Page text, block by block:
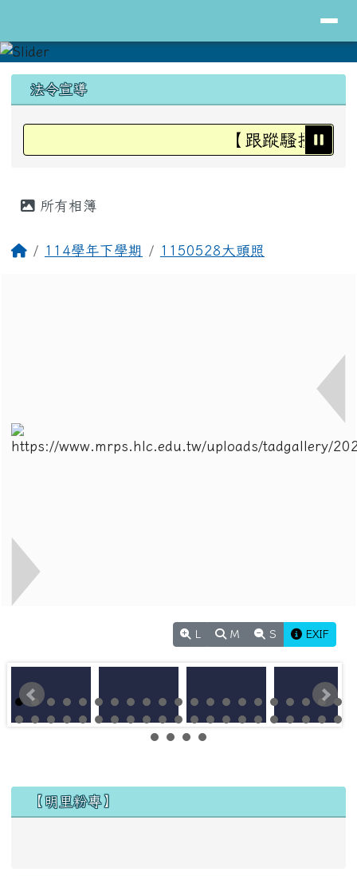
上中區域內容
法令宣導
【跟蹤騷擾防治
所有相簿
回首頁114學年下學期 1150528大頭照
M S EXIF
左邊區域內容
【明里粉專】
頁尾區域